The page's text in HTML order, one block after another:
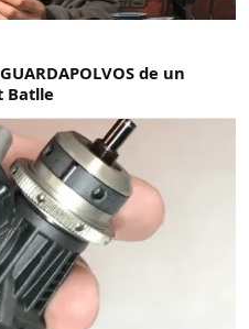
de un
Batlle